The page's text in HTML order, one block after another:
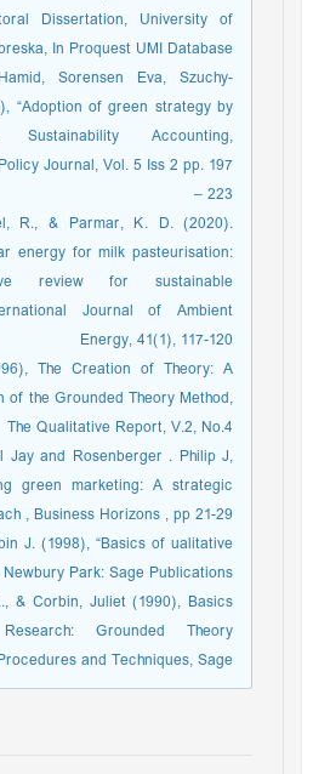
Dissertation, University of
In Proquest UMI Database
Sorensen Eva, Szuchy-
“Adoption of green strategy by
Sustainability Accounting,
Journal, Vol. 5 Iss 2 pp. 197
– 223
R., & Parmar, K. D. (2020).
energy for milk pasteurisation:
review for sustainable
Journal of Ambient
Energy, 41(1), 117-120
The Creation of Theory: A
of the Grounded Theory Method,
The Qualitative Report, V.2, No.4
Jay and Rosenberger . Philip J,
green marketing: A strategic
, Business Horizons , pp 21-29
J. (1998), “Basics of ualitative
Newbury Park: Sage Publications
& Corbin, Juliet (1990), Basics
Grounded Theory
Procedures and Techniques, Sage